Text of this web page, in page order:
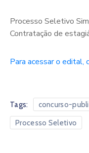
Processo Seletivo
Contratação de
Para acessar o edital,
Tags: concurso-
Processo Seletivo